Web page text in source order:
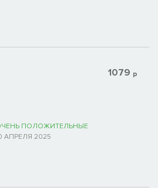
ПОЛОЖИТЕЛЬНЫЕ
АПРЕЛЯ 2025
1079 р